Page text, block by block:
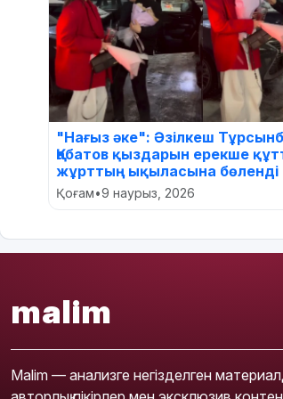
"Нағыз әке": Әзілкеш
Қабатов қыздарын ерекше
жұрттың ықыласына
Қоғам•9 наурыз, 2026
malim
Malim — анализге негізделген